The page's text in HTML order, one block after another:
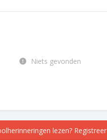
Niets gevonden
lezen?